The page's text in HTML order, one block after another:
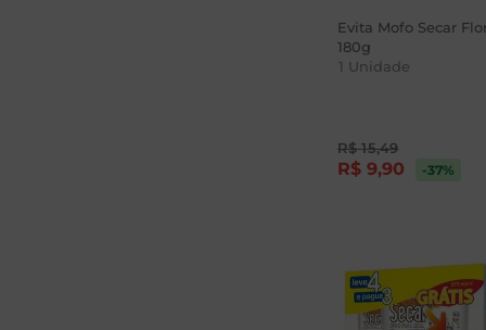
Evita Mofo Secar
180g
1 Unidade
R$ 15,49
R$ 9,90 -37%